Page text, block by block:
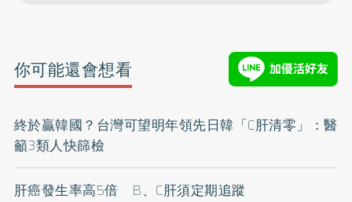
你可能還會想看
終於贏韓國？台灣可望明年領先日韓「C肝清零」：醫
籲3類人快篩檢
肝癌發生率高5倍 B、C肝須定期追蹤